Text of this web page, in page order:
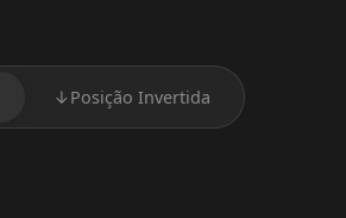
↓ Posição Invertida